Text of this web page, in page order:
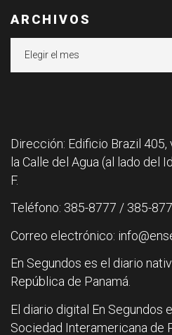
ARCHIVOS
Dirección: Edificio Brazil 405,
la Calle del Agua (al lado del
F.
Teléfono: 385-8777 / 385-
Correo electrónico:
En Segundos es el diario
República de Panamá.
El diario digital En Segundos
Sociedad Interamericana de